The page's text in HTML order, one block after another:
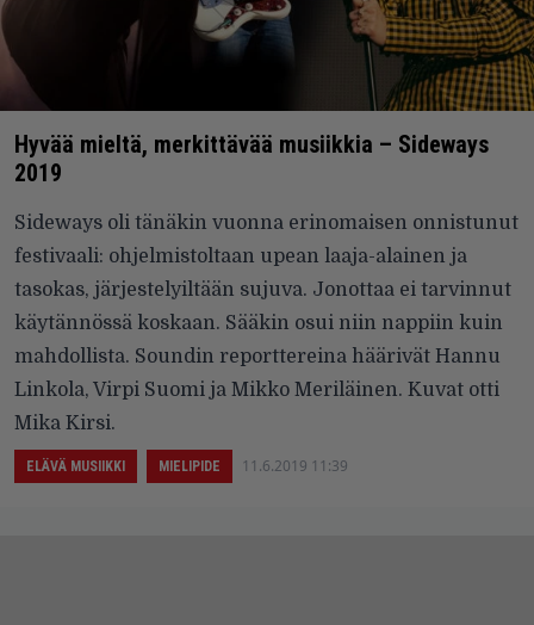
Hyvää mieltä, merkittävää musiikkia – Sideways
2019
Sideways oli tänäkin vuonna erinomaisen onnistunut
festivaali: ohjelmistoltaan upean laaja-alainen ja
tasokas, järjestelyiltään sujuva. Jonottaa ei tarvinnut
käytännössä koskaan. Sääkin osui niin nappiin kuin
mahdollista. Soundin reporttereina häärivät Hannu
Linkola, Virpi Suomi ja Mikko Meriläinen. Kuvat otti
Mika Kirsi.
ELÄVÄ MUSIIKKI MIELIPIDE 11.6.2019 11:39